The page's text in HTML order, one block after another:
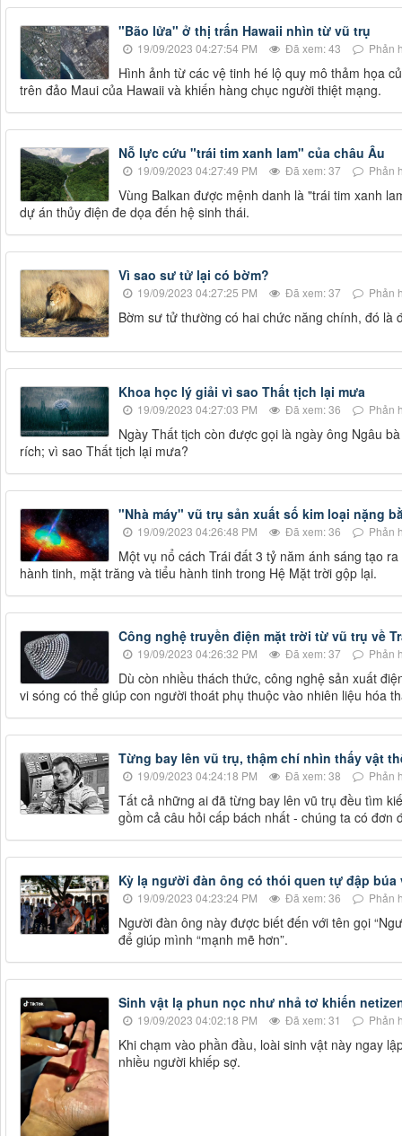
"Bão lửa" ở thị trấn Hawaii nhìn từ vũ trụ
19/09/2023 04:27:54 PM Đã xem: 43 Phản
Hình ảnh từ các vệ tinh hé lộ quy mô thảm họa
trên đảo Maui của Hawaii và khiến hàng chục người thiệt mạng.
Nỗ lực cứu "trái tim xanh lam" của châu Âu
19/09/2023 04:27:49 PM Đã xem: 37 Phản
Vùng Balkan được mệnh danh là "trái tim xanh
dự án thủy điện đe dọa đến hệ sinh thái.
Vì sao sư tử lại có bờm?
19/09/2023 04:27:25 PM Đã xem: 37 Phản
Bờm sư tử thường có hai chức năng chính, đó là
Khoa học lý giải vì sao Thất tịch lại mưa
19/09/2023 04:27:03 PM Đã xem: 36 Phản
Ngày Thất tịch còn được gọi là ngày ông Ngâu
rích; vì sao Thất tịch lại mưa?
"Nhà máy" vũ trụ sản xuất số kim loại nặng
19/09/2023 04:26:48 PM Đã xem: 36 Phản
Một vụ nổ cách Trái đất 3 tỷ năm ánh sáng tạo
hành tinh, mặt trăng và tiểu hành tinh trong Hệ Mặt trời gộp lại.
Công nghệ truyền điện mặt trời từ vũ trụ về
19/09/2023 04:26:32 PM Đã xem: 37 Phản
Dù còn nhiều thách thức, công nghệ sản xuất
vi sóng có thể giúp con người thoát phụ thuộc vào nhiên liệu hóa
Từng bay lên vũ trụ, thậm chí nhìn thấy vật
19/09/2023 04:24:18 PM Đã xem: 38 Phản
Tất cả những ai đã từng bay lên vũ trụ đều tìm
gồm cả câu hỏi cấp bách nhất - chúng ta có đơn
Kỳ lạ người đàn ông có thói quen tự đập búa
19/09/2023 04:23:24 PM Đã xem: 36 Phản
Người đàn ông này được biết đến với tên gọi
để giúp mình “mạnh mẽ hơn”.
Sinh vật lạ phun nọc như nhả tơ khiến
19/09/2023 04:02:18 PM Đã xem: 31 Phản
Khi chạm vào phần đầu, loài sinh vật này ngay
nhiều người khiếp sợ.